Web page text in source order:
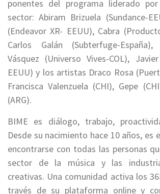
ponentes del programa liderado
sector: Abiram Brizuela (Sundance-
(Endeavor XR- EEUU), Cabra
Carlos Galán (Subterfuge-
Vásquez (Universo Vives-COL),
EEUU) y los artistas Draco Rosa
Francisca Valenzuela (CHI), Gepe
(ARG).
BIME es diálogo, trabajo,
Desde su nacimiento hace 10 años, es
encontrarse con todas las personas
sector de la música y las
creativas. Una comunidad activa los
través de su plataforma online y